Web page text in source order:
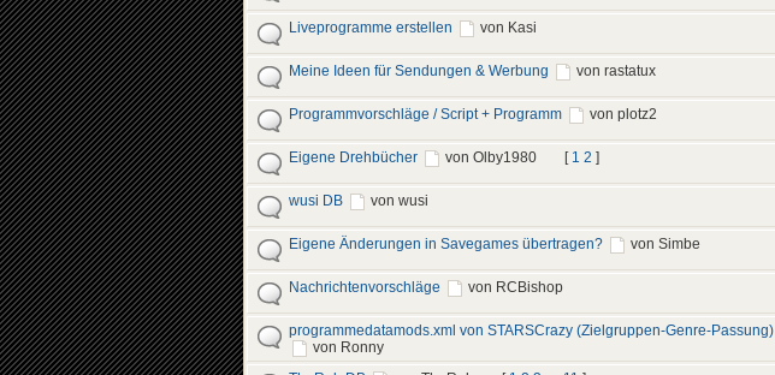
Liveprogramme erstellen von Kasi
Meine Ideen für Sendungen & Werbung von rastatux
Programmvorschläge / Script + Programm von plotz2
Eigene Drehbücher von Olby1980 [ 1 2 ]
wusi DB von wusi
Eigene Änderungen in Savegames übertragen? von Simbe
Nachrichtenvorschläge von RCBishop
programmedatamods.xml von STARSCrazy (Zielgruppen-Genre-Passung)
von Ronny